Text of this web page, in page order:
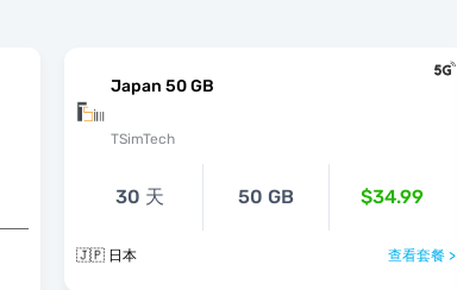
Japan 50 GB
TSimTech
30 天 50 GB $34.99
🇯🇵 日本 查看套餐 >